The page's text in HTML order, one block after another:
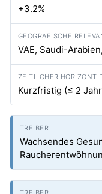
+3.2%
VAE, Saudi-
Kurzfristig (≤ 2
Wachsendes